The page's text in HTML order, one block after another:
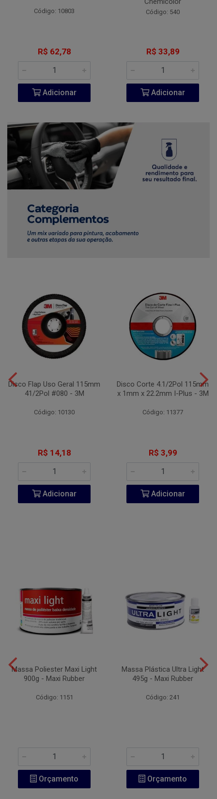
Código: 10803
R$ 62,78
Adicionar
Código: 540
R$ 33,89
Adicionar
Disco Flap Uso Geral 115mm
41/2Pol #080 - 3M
Código: 10130
R$ 14,18
Adicionar
Disco Corte 4.1/2Pol 115mm
x 1mm x 22.2mm I-Plus - 3M
Código: 11377
R$ 3,99
Adicionar
Massa Poliester Maxi Light
900g - Maxi Rubber
Código: 1151
Orçamento
Massa Plástica Ultra Light
495g - Maxi Rubber
Código: 241
Orçamento